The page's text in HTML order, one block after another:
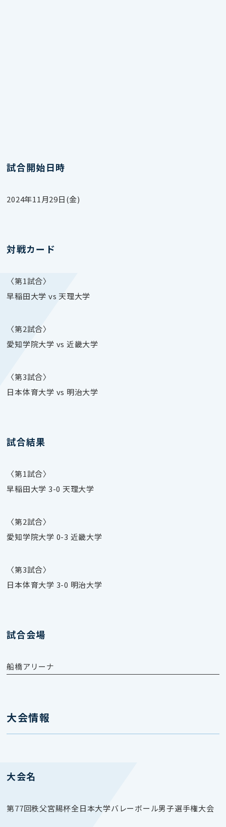
試合開始日時
2024年11月29日(金)
対戦カード
〈第1試合〉
早稲田大学 vs 天理大学
〈第2試合〉
愛知学院大学 vs 近畿大学
〈第3試合〉
日本体育大学 vs 明治大学
試合結果
〈第1試合〉
早稲田大学 3-0 天理大学
〈第2試合〉
愛知学院大学 0-3 近畿大学
〈第3試合〉
日本体育大学 3-0 明治大学
試合会場
船橋アリーナ
大会情報
大会名
第77回秩父宮賜杯全日本大学バレーボール男子選手権大会